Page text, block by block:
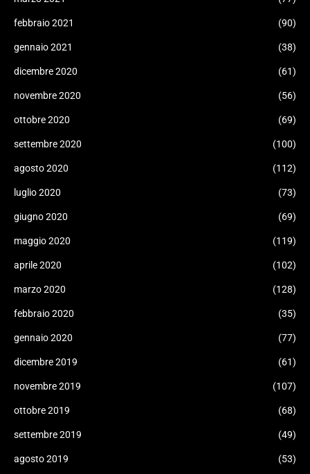
febbraio 2021 (90)
gennaio 2021 (38)
dicembre 2020 (61)
novembre 2020 (56)
ottobre 2020 (69)
settembre 2020 (100)
agosto 2020 (112)
luglio 2020 (73)
giugno 2020 (69)
maggio 2020 (119)
aprile 2020 (102)
marzo 2020 (128)
febbraio 2020 (35)
gennaio 2020 (77)
dicembre 2019 (61)
novembre 2019 (107)
ottobre 2019 (68)
settembre 2019 (49)
agosto 2019 (53)